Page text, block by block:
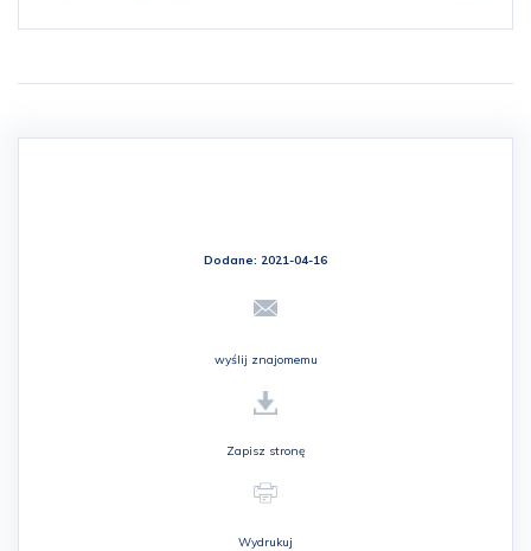
Dodane: 2021-04-16
wyślij znajomemu
Zapisz stronę
Wydrukuj